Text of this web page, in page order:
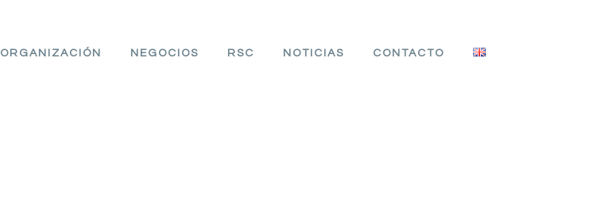
ORGANIZACIÓN NEGOCIOS RSC NOTICIAS CONTACTO